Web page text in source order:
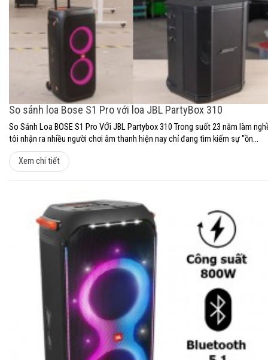
So sánh loa Bose S1 Pro với loa JBL PartyBox 310
So Sánh Loa BOSE S1 Pro VỚi JBL Partybox 310 Trong suốt 23 năm làm
tôi nhận ra nhiều người chơi âm thanh hiện nay chỉ đang tìm kiếm sự "ồn...
Xem chi tiết